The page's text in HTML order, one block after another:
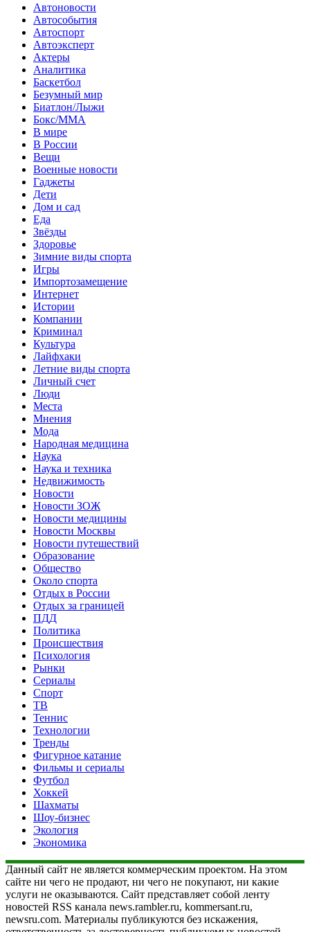
Автоновости
Автособытия
Автоспорт
Автоэксперт
Актеры
Аналитика
Баскетбол
Безумный мир
Биатлон/Лыжи
Бокс/MMA
В мире
В России
Вещи
Военные новости
Гаджеты
Дети
Дом и сад
Еда
Звёзды
Здоровье
Зимние виды спорта
Игры
Импортозамещение
Интернет
Истории
Компании
Криминал
Культура
Лайфхаки
Летние виды спорта
Личный счет
Люди
Места
Мнения
Мода
Народная медицина
Наука
Наука и техника
Недвижимость
Новости
Новости ЗОЖ
Новости медицины
Новости Москвы
Новости путешествий
Образование
Общество
Около спорта
Отдых в России
Отдых за границей
ПДД
Политика
Происшествия
Психология
Рынки
Сериалы
Спорт
ТВ
Теннис
Технологии
Тренды
Фигурное катание
Фильмы и сериалы
Футбол
Хоккей
Шахматы
Шоу-бизнес
Экология
Экономика
Данный сайт не является коммерческим проектом. На этом
сайте ни чего не продают, ни чего не покупают, ни какие
услуги не оказываются. Сайт представляет собой ленту
новостей RSS канала news.rambler.ru, kommersant.ru,
newsru.com. Материалы публикуются без искажения,